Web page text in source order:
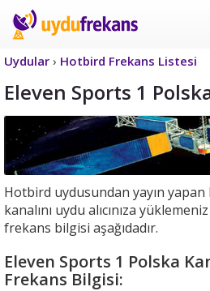
Uydular › Hotbird Frekans Listesi
Eleven Sports 1
Hotbird uydusundan yayın
kanalını uydu alıcınıza
frekans bilgisi aşağıdadır.
Eleven Sports 1 Polska
Frekans Bilgisi: